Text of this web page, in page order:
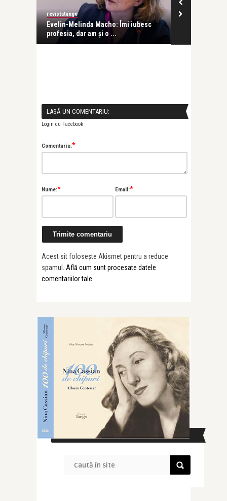
revistatango
Evelin-Melinda Macho: Îmi iubesc
profesia, dar am și o ...
LASĂ UN COMENTARIU:
Login cu Facebook
Comentariu:*
Nume:* Email:*
Acest sit folosește Akismet pentru a reduce
spamul. Află cum sunt procesate datele
comentariilor tale
CAUTĂ ÎN SITE